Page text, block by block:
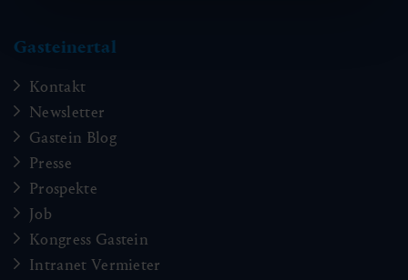
Gasteinertal
Kontakt
Newsletter
Gastein Blog
Presse
Prospekte
Job
Kongress Gastein
Intranet Vermieter